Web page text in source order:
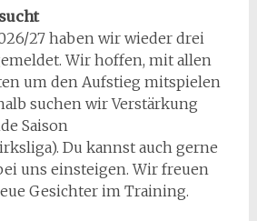
27 haben wir wieder drei
Wir hoffen, mit allen
um den Aufstieg mitspielen
suchen wir Verstärkung
Saison
Du kannst auch gerne
uns einsteigen. Wir freuen
Gesichter im Training.